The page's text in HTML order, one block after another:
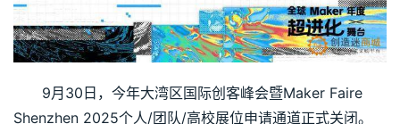
9月30日，今年大湾区国际创客峰会暨Maker Faire
Shenzhen 2025个人/团队/高校展位申请通道正式关闭。